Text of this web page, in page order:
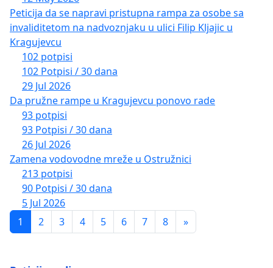
Peticija da se napravi pristupna rampa za osobe sa
invaliditetom na nadvoznjaku u ulici Filip Kljajic u
Kragujevcu
102 potpisi
102 Potpisi / 30 dana
29 Jul 2026
Da pružne rampe u Kragujevcu ponovo rade
93 potpisi
93 Potpisi / 30 dana
26 Jul 2026
Zamena vodovodne mreže u Ostružnici
213 potpisi
90 Potpisi / 30 dana
5 Jul 2026
1
2 3 4 5 6 7 8 »